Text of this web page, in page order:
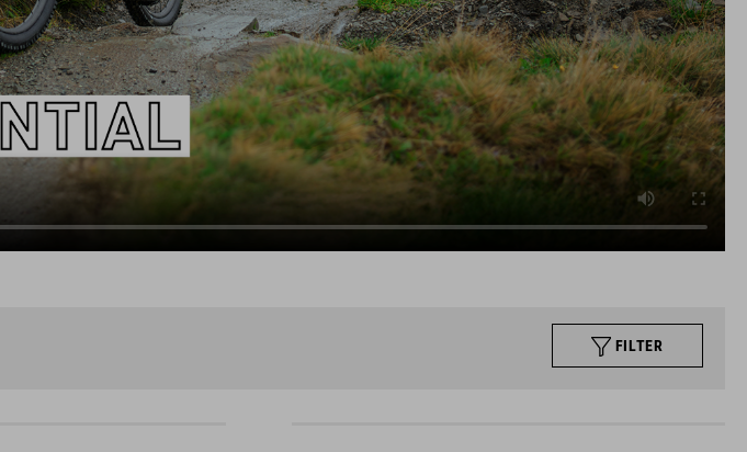
FILTER